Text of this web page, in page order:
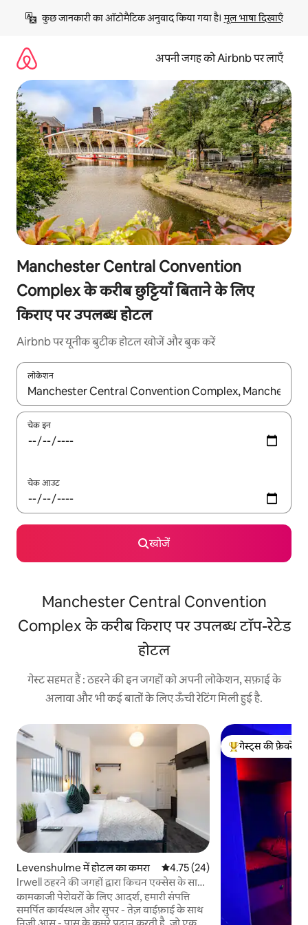
छोड़कर
कॉन्टेंट
कुछ जानकारी का ऑटोमैटिक अनुवाद किया गया है। मूल भाषा दिखाएँ
अपनी जगह को Airbnb पर लाएँ
Manchester Central Convention
Complex के करीब छुट्टियाँ बिताने के लिए
किराए पर उपलब्ध होटल
Airbnb पर यूनीक बुटीक होटल खोजें और बुक करें
लोकेशन
नतीजों के उपलब्ध होने पर, अप और डाउन 'ऐरो की' का इस्तेमाल करके नेविगेट
चेक इन
चेक आउट
खोजें
Manchester Central Convention
Complex के करीब किराए पर उपलब्ध टॉप-रेटेड
होटल
गेस्ट सहमत हैं : ठहरने की इन जगहों को अपनी लोकेशन, सफ़ाई के
अलावा और भी कई बातों के लिए ऊँची रेटिंग मिली हुई है.
Levenshulme में होटल का कमरा औसत रेटिंग 5 में से 4.75, 24 समीक्षाएँ
4.75 (24)
Irwell ठहरने की जगहों द्वारा किचन एक्सेस के साथ
इनसुइट रूम
कामकाजी पेशेवरों के लिए आदर्श, हमारी संपत्ति
समर्पित कार्यस्थल और सुपर - तेज़ वाईफ़ाई के साथ
गेस्ट्स का टॉप फ़ेवरेट
गेस्ट्स की फ़ेवरेट